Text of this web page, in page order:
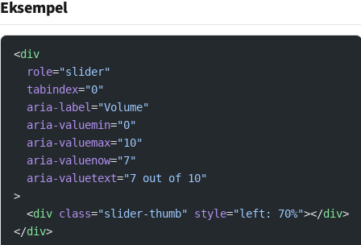
Eksempel
<div
  role
="slider"
  tabindex
="0"
  aria-label
="Volume"
  aria-valuemin
="0"
  aria-valuemax
="10"
  aria-valuenow
="7"
  aria-valuetext
="7 out of 10"
>
  <
div class="slider-thumb" style="left: 70%"></div>
</div>